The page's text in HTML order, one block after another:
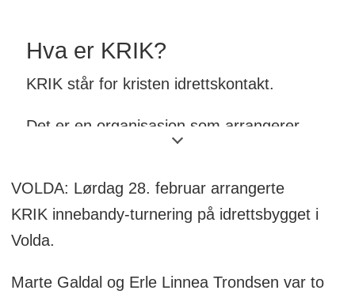
Hva er KRIK?
KRIK står for kristen idrettskontakt.
Det er en organisasjon som arrangerer
skaper idrettsglede, trosglede og livsglede.
VOLDA: Lørdag 28. februar arrangerte
KRIK innebandy-turnering på idrettsbygget i
Volda.
Marte Galdal og Erle Linnea Trondsen var to